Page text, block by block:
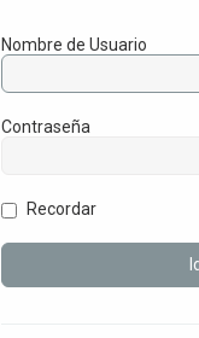
Nombre de Usuario
Contraseña
Recordar